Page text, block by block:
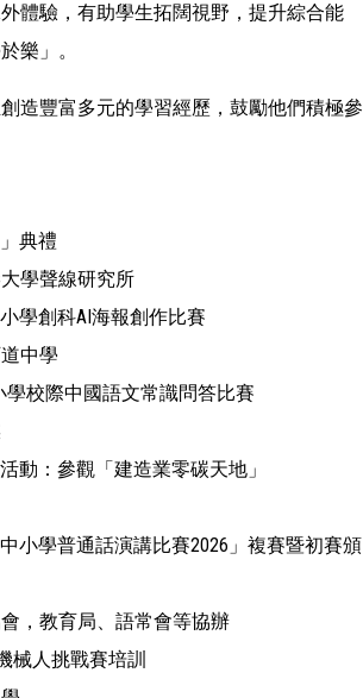
體驗，有助學生拓闊視野，提升綜合能
樂」。
造豐富多元的學習經歷，鼓勵他們積極參
典禮
學聲線研究所
學創科AI海報創作比賽
中學
校際中國語文常識問答比賽
動：參觀「建造業零碳天地」
小學普通話演講比賽2026」複賽暨初賽頒
，教育局、語常會等協辦
械人挑戰賽培訓